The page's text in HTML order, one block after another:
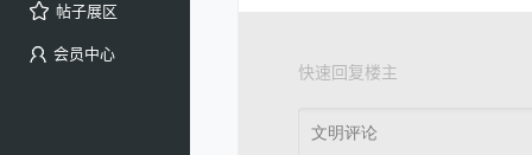
帖子展区
会员中心
快速回复楼主